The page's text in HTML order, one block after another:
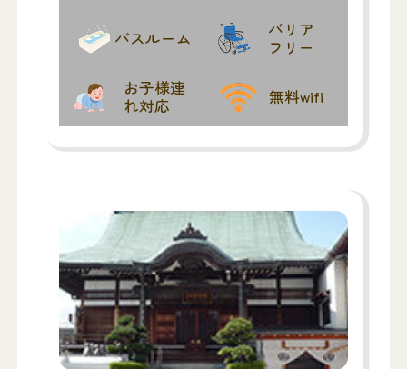
バスルーム
バリア
フリー
お子様連
れ対応
無料wifi